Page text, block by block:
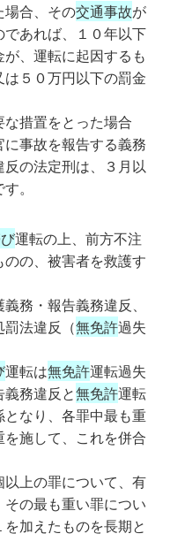
場合、その交通事故が
あれば、１０年以下
、運転に起因するも
５０万円以下の罰金
措置をとった場合
事故を報告する義務
の法定刑は、３月以
。
運転の上、前方不注
の、被害者を救護す
務・報告義務違反、
罰法違反（無免許過失
運転は無免許運転過失
義務違反と無免許運転
なり、各罪中最も重
施して、これを併合
上の罪について、有
の最も重い罪につい
加えたものを長期と